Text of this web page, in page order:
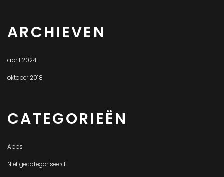
ARCHIEVEN
april 2024
oktober 2018
CATEGORIEËN
Apps
Niet gecategoriseerd